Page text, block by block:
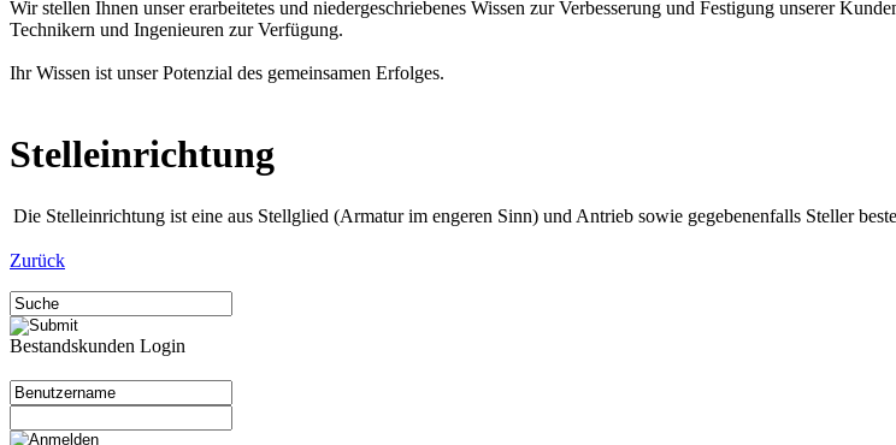
Wir stellen Ihnen unser erarbeitetes und niedergeschriebenes Wissen zur Verbesserung und Festigung unserer
Technikern und Ingenieuren zur Verfügung.
Ihr Wissen ist unser Potenzial des gemeinsamen Erfolges.
Stelleinrichtung
Die Stelleinrichtung ist eine aus Stellglied (Armatur im engeren Sinn) und Antrieb sowie gegebenenfalls Steller
Zurück
Bestandskunden Login